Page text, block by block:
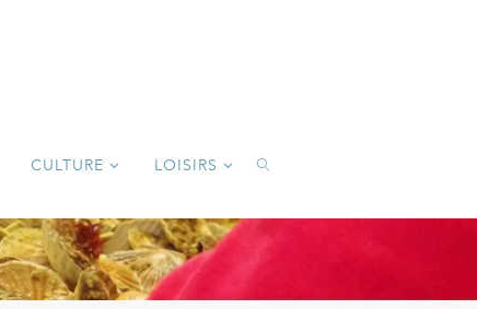
CULTURE LOISIRS